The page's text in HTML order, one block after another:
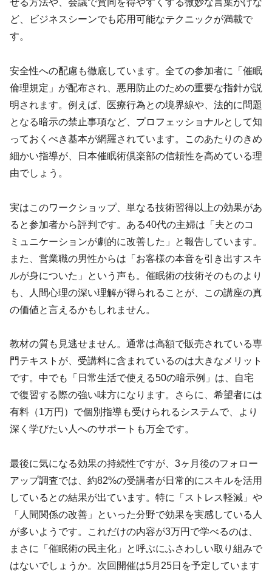
せる方法や、会議で賛同を得やすくする微妙な言葉がけな
ど、ビジネスシーンでも応用可能なテクニックが満載で
す。
安全性への配慮も徹底しています。全ての参加者に「催眠
倫理規定」が配布され、悪用防止のための重要な指針が説
明されます。例えば、医療行為との境界線や、法的に問題
となる暗示の禁止事項など、プロフェッショナルとして知
っておくべき基本が網羅されています。このあたりのきめ
細かい指導が、日本催眠術倶楽部の信頼性を高めている理
由でしょう。
実はこのワークショップ、単なる技術習得以上の効果があ
ると参加者から評判です。ある40代の主婦は「夫とのコ
ミュニケーションが劇的に改善した」と報告しています。
また、営業職の男性からは「お客様の本音を引き出すスキ
ルが身についた」という声も。催眠術の技術そのものより
も、人間心理の深い理解が得られることが、この講座の真
の価値と言えるかもしれません。
教材の質も見逃せません。通常は高額で販売されている専
門テキストが、受講料に含まれているのは大きなメリット
です。中でも「日常生活で使える50の暗示例」は、自宅
で復習する際の強い味方になります。さらに、希望者には
有料（1万円）で個別指導も受けられるシステムで、より
深く学びたい人へのサポートも万全です。
最後に気になる効果の持続性ですが、3ヶ月後のフォロー
アップ調査では、約82%の受講者が日常的にスキルを活用
しているとの結果が出ています。特に「ストレス軽減」や
「人間関係の改善」といった分野で効果を実感している人
が多いようです。これだけの内容が3万円で学べるのは、
まさに「催眠術の民主化」と呼ぶにふさわしい取り組みで
はないでしょうか。次回開催は5月25日を予定しています